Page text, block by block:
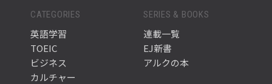
CATEGORIES
英語学習
TOEIC
ビジネス
カルチャー
SERIES & BOOKS
連載一覧
EJ新書
アルクの本